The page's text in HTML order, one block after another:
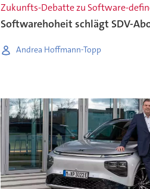
Zukunfts-Debatte zu Software-
Softwarehoheit schlägt SDV-
Andrea Hoffmann-Topp